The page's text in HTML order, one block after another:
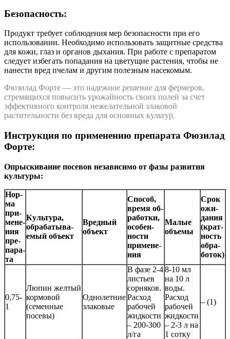
Безопасность:
Продукт требует соблюдения мер безопасности при его
использовании. Необходимо использовать защитные средства
для кожи, глаз и органов дыхания. При работе с препаратом
следует избегать попадания на цветущие растения, чтобы не
нанести вред пчелам и другим полезным насекомым.
Фюзилад Форте — это надежное решение для фермеров,
стремящихся повысить урожайность своих полей за счет
эффективного контроля нежелательной злаковой
растительности без вреда для основных культур.
Инструкция по применению препарата Фюзилад
Форте:
Опрыскивание посевов независимо от фазы развития
культуры:
Нор­
ма
при­
ме­не­
ния
пре­
па­ра­
та
Куль­ту­ра,
об­ра­ба­ты­ва­
емый объ­ект
Вред­ный
объ­ект
Спо­соб,
вре­мя об­
ра­бот­ки,
осо­бен­
нос­ти
при­ме­не­
ния
Малые
объемы
Срок
ожи­
да­ния
(крат­
ность
об­ра­
бо­ток)
0,75-
1
Люпин желтый
кормовой
(семенные
посевы)
Однолетние
злаковые
В фазе 2-4
листьев
сорняков.
Расход
рабочей
жидкости
– 200-300
л/га
8-10 мл
на 10 л
воды.
Расход
рабочей
жидкости
– 2-3 л на
1 сотку
– (1)